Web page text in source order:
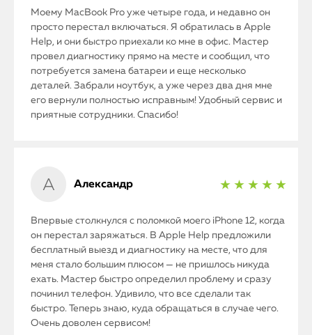
Моему MacBook Pro уже четыре года, и недавно он
просто перестал включаться. Я обратилась в Apple
Help, и они быстро приехали ко мне в офис. Мастер
провел диагностику прямо на месте и сообщил, что
потребуется замена батареи и еще несколько
деталей. Забрали ноутбук, а уже через два дня мне
его вернули полностью исправным! Удобный сервис и
приятные сотрудники. Спасибо!
Александр ★ ★ ★ ★ ★
Впервые столкнулся с поломкой моего iPhone 12, когда
он перестал заряжаться. В Apple Help предложили
бесплатный выезд и диагностику на месте, что для
меня стало большим плюсом — не пришлось никуда
ехать. Мастер быстро определил проблему и сразу
починил телефон. Удивило, что все сделали так
быстро. Теперь знаю, куда обращаться в случае чего.
Очень доволен сервисом!